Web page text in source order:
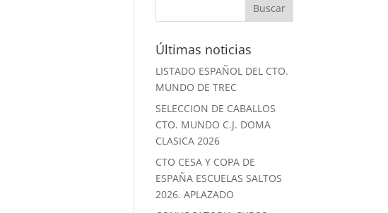
Últimas noticias
LISTADO ESPAÑOL DEL CTO.
MUNDO DE TREC
SELECCION DE CABALLOS
CTO. MUNDO C.J. DOMA
CLASICA 2026
CTO CESA Y COPA DE
ESPAÑA ESCUELAS SALTOS
2026. APLAZADO